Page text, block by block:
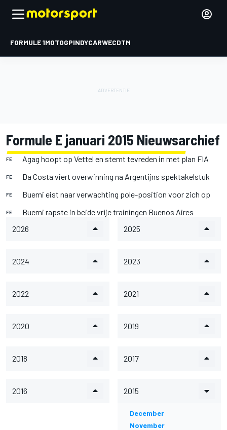
FORMULE 1MOTOGPINDYCARWECDTM
Formule E januari 2015 Nieuwsarchief
FE Agag hoopt op Vettel en stemt tevreden in met plan FIA
FE Da Costa viert overwinning na Argentijns spektakelstuk
FE Buemi eist naar verwachting pole-position voor zich op
FE
Buemi rapste in beide vrije trainingen Buenos Aires
2026
2025
2024 2023
2022 2021
2020 2019
2018 2017
2016 2015
December
November